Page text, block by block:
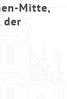
Mitte,
der